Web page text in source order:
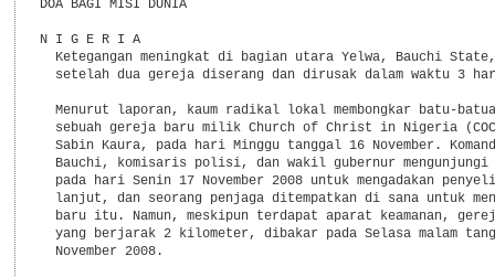
DOA BAGI MISI DUNIA
N I G E R I A
Ketegangan meningkat di bagian utara Yelwa, Bauchi
setelah dua gereja diserang dan dirusak dalam waktu 3
Menurut laporan, kaum radikal lokal membongkar batu-
sebuah gereja baru milik Church of Christ in Nigeria
Sabin Kaura, pada hari Minggu tanggal 16 November.
Bauchi, komisaris polisi, dan wakil gubernur mengunjungi
pada hari Senin 17 November 2008 untuk mengadakan
lanjut, dan seorang penjaga ditempatkan di sana untuk
baru itu. Namun, meskipun terdapat aparat keamanan,
yang berjarak 2 kilometer, dibakar pada Selasa malam
  November 2008.